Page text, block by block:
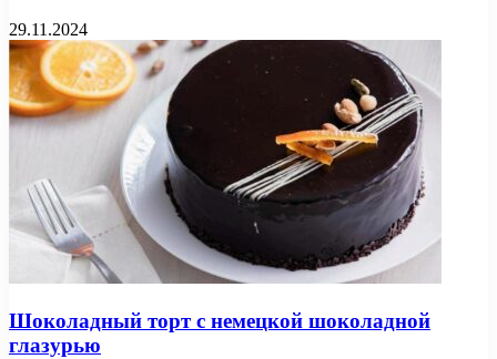
29.11.2024
Шоколадный торт с немецкой шоколадной
глазурью